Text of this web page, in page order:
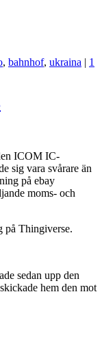
, bahnhof, ukraina | 1
ICOM IC-
sig vara svårare än
på ebay
moms- och
på Thingiverse.
sedan upp den
hem den mot